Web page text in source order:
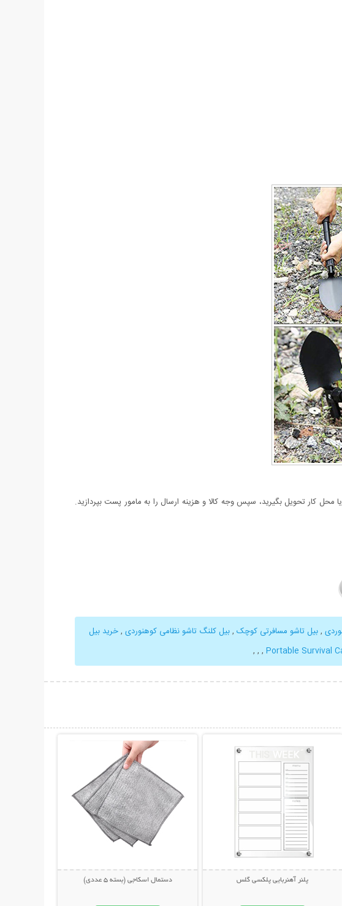
کار تحویل بگیرید، سپس وجه کالا و هزینه ارسال را به مامور پست بپردازید.
,بیل تاشو مسافرتی کوچک ,بیل کلنگ تاشو نظامی کوهنوردی ,خرید بیل
Portable Survival
,
,
,
پلنر آهنربایی پلکسی گلس دستمال اسکاجی (بسته 5 عددی)